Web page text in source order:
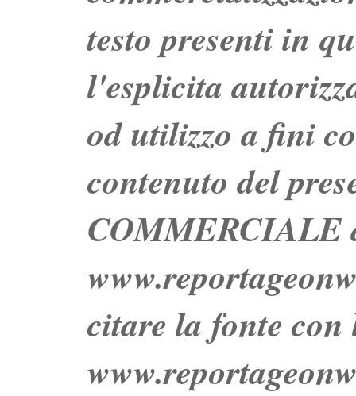
testo presenti in
l'esplicita
od utilizzo a fini
contenuto del
COMMERCIALE
citare la fonte